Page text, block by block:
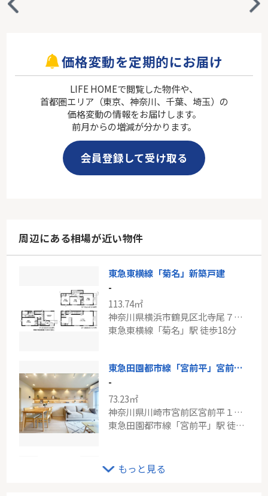
価格変動を定期的にお届け
LIFE HOMEで閲覧した物件や、
首都圏エリア（東京、神奈川、千葉、埼玉）の
価格変動の情報をお届けします。
前月からの増減が分かります。
会員登録して受け取る
周辺にある相場が近い物件
東急東横線「菊名」新築戸建
-
113.74㎡
神奈川県横浜市鶴見区北寺尾７丁目
東急東横線「菊名」駅 徒歩18分
東急田園都市線「宮前平」宮前平グリーンヒル
-
73.23㎡
神奈川県川崎市宮前区宮前平１丁目
東急田園都市線「宮前平」駅 徒歩6分
-
もっと見る